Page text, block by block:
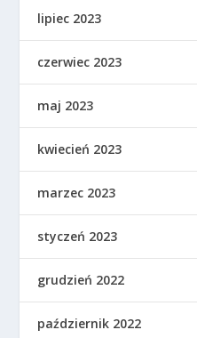
lipiec 2023
czerwiec 2023
maj 2023
kwiecień 2023
marzec 2023
styczeń 2023
grudzień 2022
październik 2022